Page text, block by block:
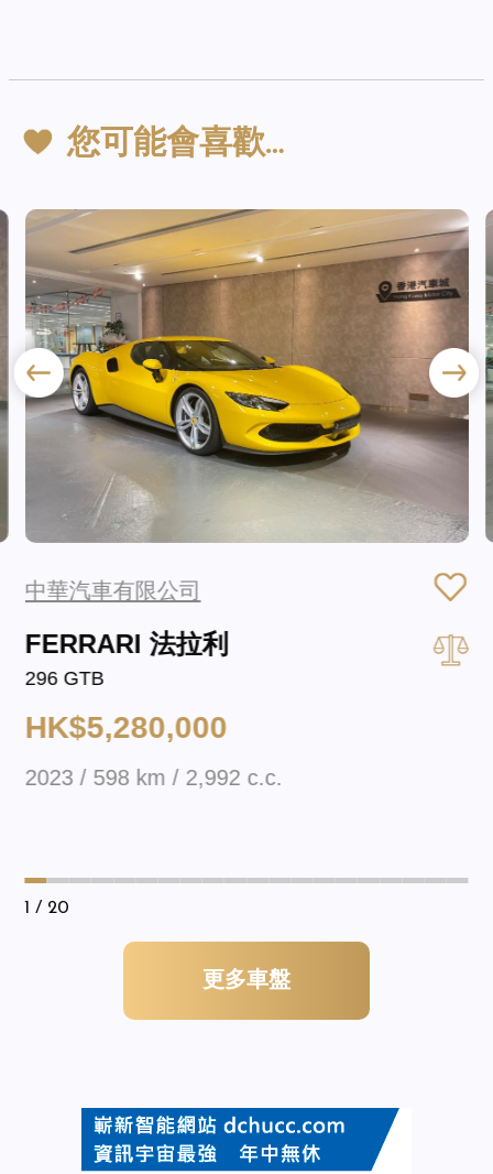
您可能會喜歡…
中華汽車有限公司
FERRARI 法拉利
296 GTB
HK$5,280,000
2023 / 598 km / 2,992 c.c.
1 / 20
更多車盤